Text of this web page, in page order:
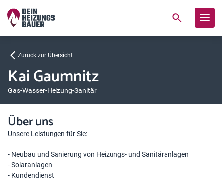
Zurück zur Übersicht
Kai Gaumnitz
Gas-Wasser-Heizung-Sanitär
Über uns
Unsere Leistungen für Sie:
- Neubau und Sanierung von Heizungs- und Sanitäranlagen
- Solaranlagen
- Kundendienst